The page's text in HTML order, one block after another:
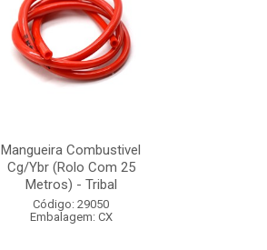
Mangueira Combustivel
Cg/Ybr (Rolo Com 25
Metros) - Tribal
Código: 29050
Embalagem: CX